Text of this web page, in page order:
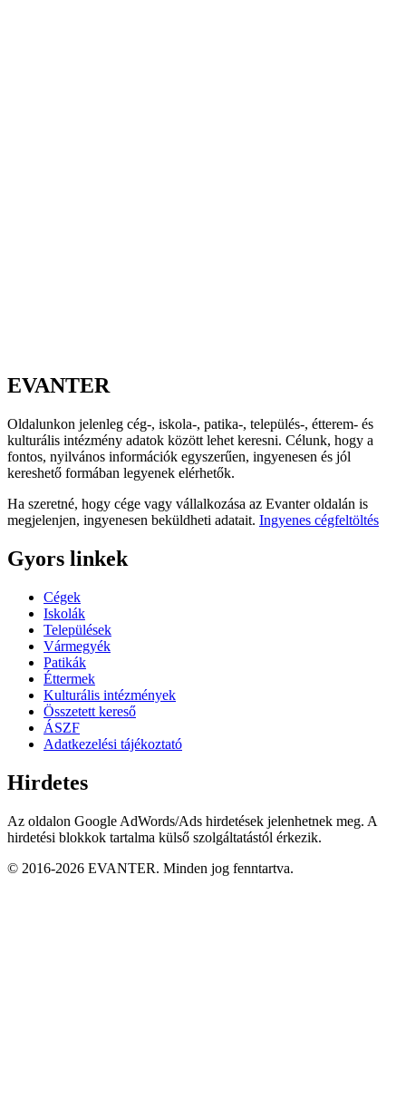
EVANTER
Oldalunkon jelenleg cég-, iskola-, patika-, település-, étterem- és
kulturális intézmény adatok között lehet keresni. Célunk, hogy a
fontos, nyilvános információk egyszerűen, ingyenesen és jól
kereshető formában legyenek elérhetők.
Ha szeretné, hogy cége vagy vállalkozása az Evanter oldalán is
megjelenjen, ingyenesen beküldheti adatait. Ingyenes cégfeltöltés
Gyors linkek
Cégek
Iskolák
Települések
Vármegyék
Patikák
Éttermek
Kulturális intézmények
Összetett kereső
ÁSZF
Adatkezelési tájékoztató
Hirdetes
Az oldalon Google AdWords/Ads hirdetések jelenhetnek meg. A
hirdetési blokkok tartalma külső szolgáltatástól érkezik.
© 2016-2026 EVANTER. Minden jog fenntartva.